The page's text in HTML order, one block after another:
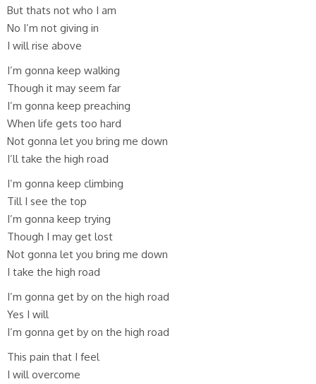
But thats not who I am
No I’m not giving in
I will rise above
I’m gonna keep walking
Though it may seem far
I’m gonna keep preaching
When life gets too hard
Not gonna let you bring me down
I’ll take the high road
I’m gonna keep climbing
Till I see the top
I’m gonna keep trying
Though I may get lost
Not gonna let you bring me down
I take the high road
I’m gonna get by on the high road
Yes I will
I’m gonna get by on the high road
This pain that I feel
I will overcome